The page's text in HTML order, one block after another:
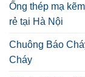
Ống thép mạ
rẻ tại Hà Nội
Chuông Báo
Cháy